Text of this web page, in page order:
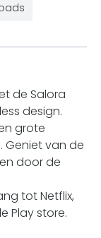
de Salora
design.
grote
Geniet van de
door de
tot Netflix,
Play store.